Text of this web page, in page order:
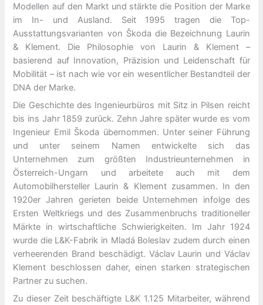
Modellen auf den Markt und stärkte die Position der Marke
im In- und Ausland. Seit 1995 tragen die Top-
Ausstattungsvarianten von Škoda die Bezeichnung Laurin
& Klement. Die Philosophie von Laurin & Klement –
basierend auf Innovation, Präzision und Leidenschaft für
Mobilität – ist nach wie vor ein wesentlicher Bestandteil der
DNA der Marke.
Die Geschichte des Ingenieurbüros mit Sitz in Pilsen reicht
bis ins Jahr 1859 zurück. Zehn Jahre später wurde es vom
Ingenieur Emil Škoda übernommen. Unter seiner Führung
und unter seinem Namen entwickelte sich das
Unternehmen zum größten Industrieunternehmen in
Österreich-Ungarn und arbeitete auch mit dem
Automobilhersteller Laurin & Klement zusammen. In den
1920er Jahren gerieten beide Unternehmen infolge des
Ersten Weltkriegs und des Zusammenbruchs traditioneller
Märkte in wirtschaftliche Schwierigkeiten. Im Jahr 1924
wurde die L&K-Fabrik in Mladá Boleslav zudem durch einen
verheerenden Brand beschädigt. Václav Laurin und Václav
Klement beschlossen daher, einen starken strategischen
Partner zu suchen.
Zu dieser Zeit beschäftigte L&K 1.125 Mitarbeiter, während